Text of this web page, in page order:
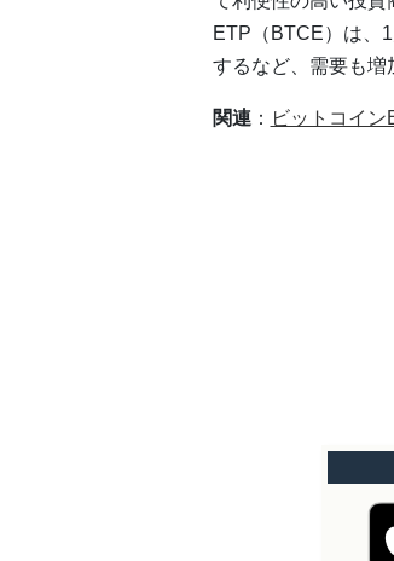
ETP（BTCE）は、
するなど、需要も増
関連： ビットコイ